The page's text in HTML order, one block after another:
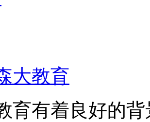
大教育
育有着良好的